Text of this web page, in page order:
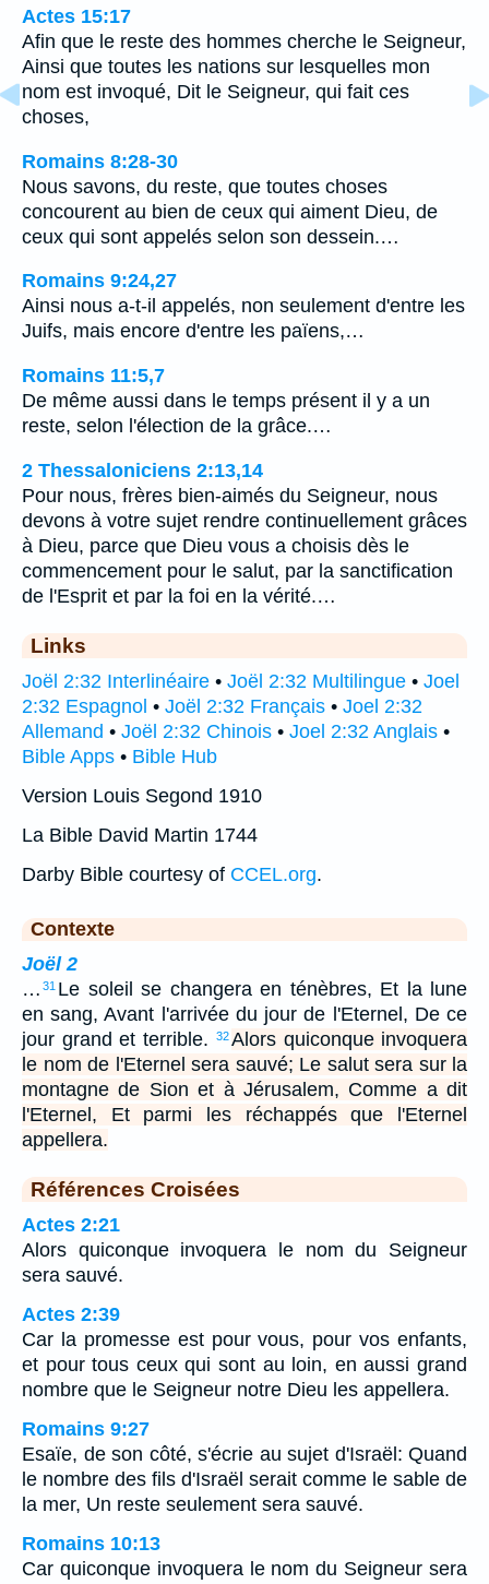
Actes 15:17
Afin que le reste des hommes cherche le Seigneur,
Ainsi que toutes les nations sur lesquelles mon
nom est invoqué, Dit le Seigneur, qui fait ces
choses,
Romains 8:28-30
Nous savons, du reste, que toutes choses
concourent au bien de ceux qui aiment Dieu, de
ceux qui sont appelés selon son dessein.…
Romains 9:24,27
Ainsi nous a-t-il appelés, non seulement d'entre les
Juifs, mais encore d'entre les païens,…
Romains 11:5,7
De même aussi dans le temps présent il y a un
reste, selon l'élection de la grâce.…
2 Thessaloniciens 2:13,14
Pour nous, frères bien-aimés du Seigneur, nous
devons à votre sujet rendre continuellement grâces
à Dieu, parce que Dieu vous a choisis dès le
commencement pour le salut, par la sanctification
de l'Esprit et par la foi en la vérité.…
Links
Joël 2:32 Interlinéaire • Joël 2:32 Multilingue • Joel
2:32 Espagnol • Joël 2:32 Français • Joel 2:32
Allemand • Joël 2:32 Chinois • Joel 2:32 Anglais •
Bible Apps • Bible Hub
Version Louis Segond 1910
La Bible David Martin 1744
Darby Bible courtesy of CCEL.org.
Contexte
Joël 2
… 31 Le soleil se changera en ténèbres, Et la lune
en sang, Avant l'arrivée du jour de l'Eternel, De ce
jour grand et terrible.
32Alors quiconque invoquera
le nom de l'Eternel sera sauvé; Le salut sera sur la
montagne de Sion et à Jérusalem, Comme a dit
l'Eternel, Et parmi les réchappés que l'Eternel
appellera.
Références Croisées
Actes 2:21
Alors quiconque invoquera le nom du Seigneur
sera sauvé.
Actes 2:39
Car la promesse est pour vous, pour vos enfants,
et pour tous ceux qui sont au loin, en aussi grand
nombre que le Seigneur notre Dieu les appellera.
Romains 9:27
Esaïe, de son côté, s'écrie au sujet d'Israël: Quand
le nombre des fils d'Israël serait comme le sable de
la mer, Un reste seulement sera sauvé.
Romains 10:13
Car quiconque invoquera le nom du Seigneur sera